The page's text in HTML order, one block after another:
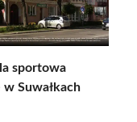
sportowa
Suwałkach